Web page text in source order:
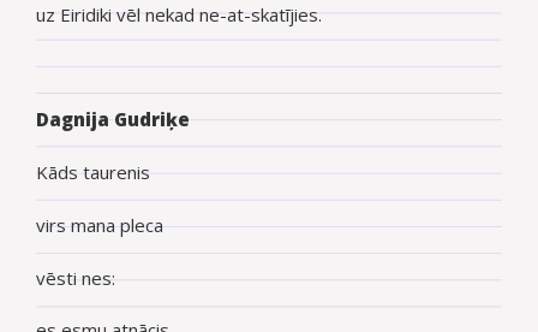
uz Eiridiki vēl nekad ne-at-skatījies.
Dagnija Gudriķe
Kāds taurenis
virs mana pleca
vēsti nes: